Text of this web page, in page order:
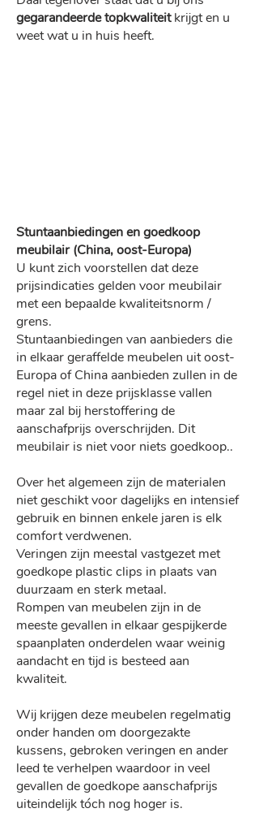
gegarandeerde topkwaliteitkrijgt en u
weet wat u in huis heeft.
Stuntaanbiedingen en goedkoop
meubilair (China, oost-Europa)
U kunt zich voorstellen dat deze
prijsindicaties gelden voor meubilair
met een bepaalde kwaliteitsnorm /
grens.
Stuntaanbiedingen van aanbieders die
in elkaar geraffelde meubelen uit oost-
Europa of China aanbieden zullen in de
regel niet in deze prijsklasse vallen
maar zal bij herstoffering de
aanschafprijs overschrijden. Dit
meubilair is niet voor niets goedkoop..
Over het algemeen zijn de materialen
niet geschikt voor dagelijks en intensief
gebruik en binnen enkele jaren is elk
comfort verdwenen.
Veringen zijn meestal vastgezet met
goedkope plastic clips in plaats van
duurzaam en sterk metaal.
Rompen van meubelen zijn in de
meeste gevallen in elkaar gespijkerde
spaanplaten onderdelen waar weinig
aandacht en tijd is besteed aan
kwaliteit.
Wij krijgen deze meubelen regelmatig
onder handen om doorgezakte
kussens, gebroken veringen en ander
leed te verhelpen waardoor in veel
gevallen de goedkope aanschafprijs
uiteindelijk tóch nog hoger is.